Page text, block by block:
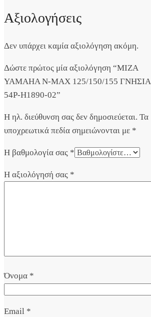
Αξιολογήσεις
Δεν υπάρχει καμία αξιολόγηση ακόμη.
Δώστε πρώτος μία αξιολόγηση “ΜΙΖΑ
YAMAHA N-MAX 125/150/155 ΓΝΗΣΙΑ
54P-H1890-02”
Η ηλ. διεύθυνση σας δεν δημοσιεύεται. Τα
υποχρεωτικά πεδία σημειώνονται με *
Η βαθμολογία σας *
Η αξιολόγησή σας *
Όνομα *
Email *